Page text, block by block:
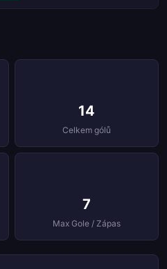
14
Celkem gólů
7
Max Gole / Zápas